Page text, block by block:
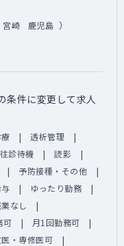
宮崎 鹿児島 ）
条件に変更して求人
透析管理
往診待機
読影
予防接種・その他
ゆったり勤務
なし
可
月1回勤務可
・専修医可